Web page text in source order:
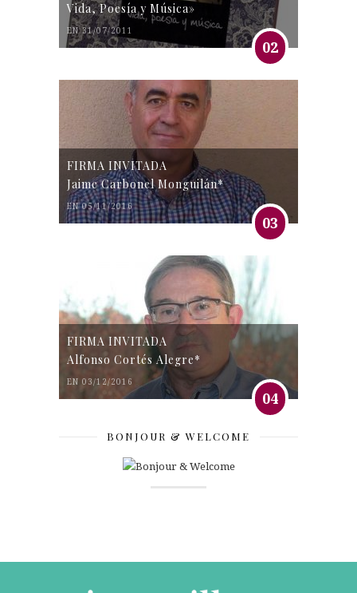
Vida, Poesía y Música»
EN 31/07/2011
02
FIRMA INVITADA
Jaime Carbonel Monguilán*
EN 05/11/2016
03
FIRMA INVITADA
Alfonso Cortés Alegre*
EN 03/12/2016
04
BONJOUR & WELCOME